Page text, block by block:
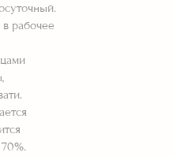
рабочее